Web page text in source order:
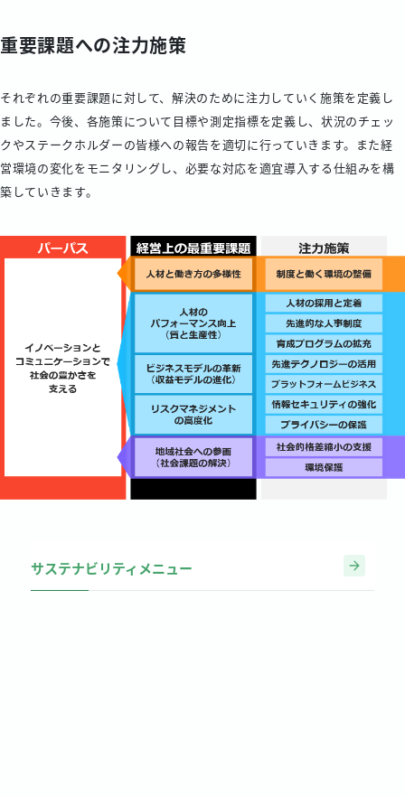
サステナビリティメニュー
重要課題への注力施策
それぞれの重要課題に対して、解決のために注力していく施策を定義し
ました。今後、各施策について目標や測定指標を定義し、状況のチェッ
クやステークホルダーの皆様への報告を適切に行っていきます。また経
営環境の変化をモニタリングし、必要な対応を適宜導入する仕組みを構
築していきます。